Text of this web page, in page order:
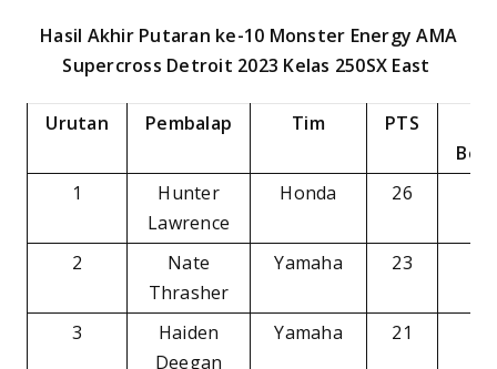
Hasil Akhir Putaran ke-10 Monster Energy AMA
Supercross Detroit 2023 Kelas 250SX East
Urutan Pembalap Tim PTS
1
Hunter
Lawrence
Honda 26
2
Nate
Thrasher
Yamaha 23
3
Haiden
Deegan
Yamaha 21